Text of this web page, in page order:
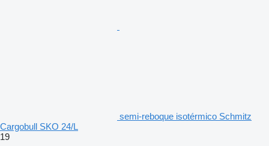
semi-reboque isotérmico Schmitz
Cargobull SKO 24/L
19